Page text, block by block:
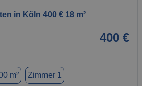
in Köln 400 € 18 m²
400 €
m² Zimmer 1